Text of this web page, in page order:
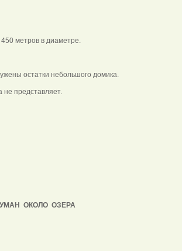
метров в диаметре.
остатки небольшого домика.
представляет.
ОКОЛО ОЗЕРА